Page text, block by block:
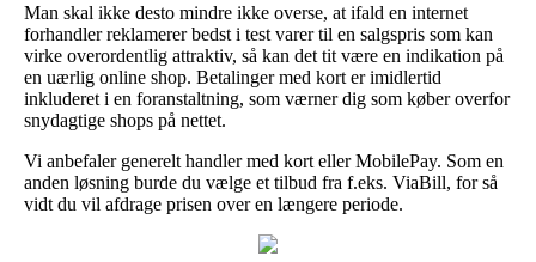
Man skal ikke desto mindre ikke overse, at ifald en internet
forhandler reklamerer bedst i test varer til en salgspris som kan
virke overordentlig attraktiv, så kan det tit være en indikation på
en uærlig online shop. Betalinger med kort er imidlertid
inkluderet i en foranstaltning, som værner dig som køber overfor
snydagtige shops på nettet.
Vi anbefaler generelt handler med kort eller MobilePay. Som en
anden løsning burde du vælge et tilbud fra f.eks. ViaBill, for så
vidt du vil afdrage prisen over en længere periode.